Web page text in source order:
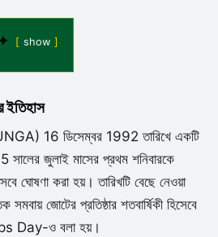
show
ইতিহাস
16 ডিসেম্বর 1992 তারিখে একটি
সালের জুলাই মাসের প্রথম শনিবারকে
ঘোষণা করা হয়। তারিখটি বেছে নেওয়া
জোটের প্রতিষ্ঠার শতবার্ষিকী হিসেবে
Day-ও বলা হয়।